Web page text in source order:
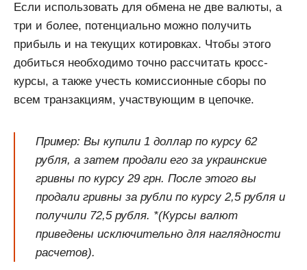
Если использовать для обмена не две валюты, а
три и более, потенциально можно получить
прибыль и на текущих котировках. Чтобы этого
добиться необходимо точно рассчитать кросс-
курсы, а также учесть комиссионные сборы по
всем транзакциям, участвующим в цепочке.
Пример: Вы купили 1 доллар по курсу 62
рубля, а затем продали его за украинские
гривны по курсу 29 грн. После этого вы
продали гривны за рубли по курсу 2,5 рубля и
получили 72,5 рубля. *(Курсы валют
приведены исключительно для наглядности
расчетов).